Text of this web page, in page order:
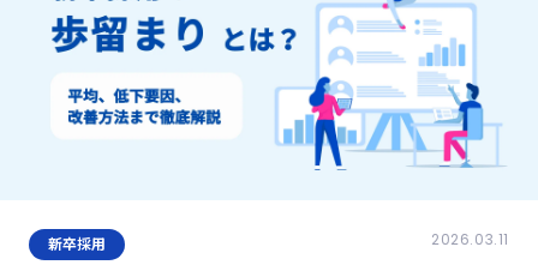
新卒採用 2026.03.11